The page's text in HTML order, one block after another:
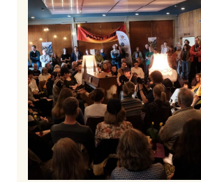
joledag